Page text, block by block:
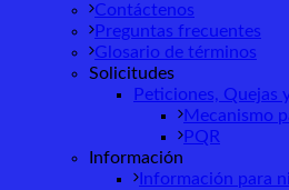
Contáctenos
Preguntas frecuentes
Glosario de términos
Solicitudes
Peticiones, Quejas
Mecanismo
PQR
Información
Información para